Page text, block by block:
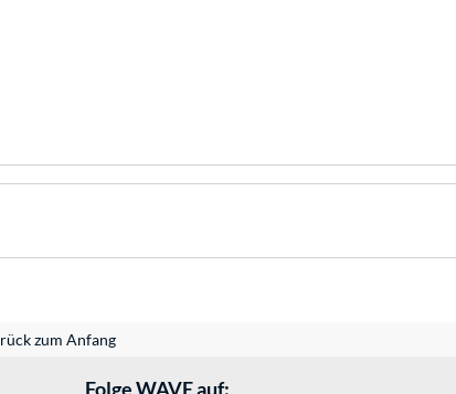
zum Anfang
Folge WAVE auf: